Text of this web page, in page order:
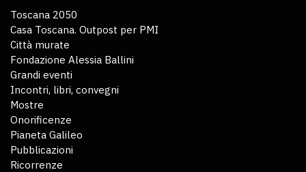
Toscana 2050
Casa Toscana. Outpost per PMI
Città murate
Fondazione Alessia Ballini
Grandi eventi
Incontri, libri, convegni
Mostre
Onorificenze
Pianeta Galileo
Pubblicazioni
Ricorrenze